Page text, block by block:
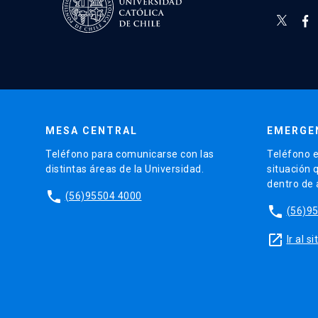
MESA CENTRAL
Teléfono para comunicarse con las
distintas áreas de la Universidad.
phone (56)95504 4000
Teléfono
situación
dentro de
phone
launch Ir al